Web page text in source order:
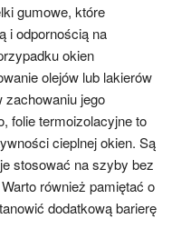
gumowe, które
i odpornością na
okien
olejów lub lakierów
zachowaniu jego
folie termoizolacyjne to
cieplnej okien. Są
stosować na szyby bez
również pamiętać o
dodatkową barierę